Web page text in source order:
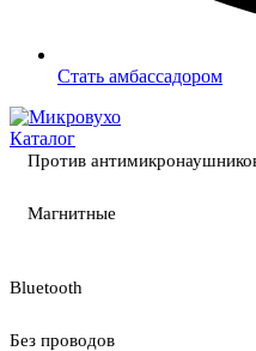
Стать амбассадором
Каталог
Против
Магнитные
Bluetooth
Без проводов